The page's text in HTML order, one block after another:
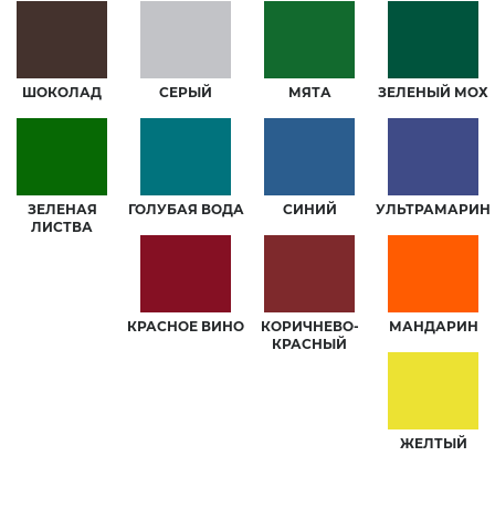
ШОКОЛАД СЕРЫЙ МЯТА ЗЕЛЕНЫЙ МОХ
ЗЕЛЕНАЯ
ЛИСТВА
ГОЛУБАЯ ВОДА СИНИЙ УЛЬТРАМАРИН
КРАСНОЕ ВИНО
КОРИЧНЕВО-
КРАСНЫЙ
МАНДАРИН
ЖЕЛТЫЙ